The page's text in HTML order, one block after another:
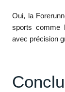
Oui, la
sports comme
avec précision